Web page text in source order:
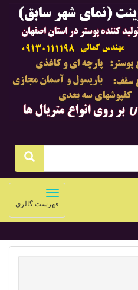
navigation
فهرست گالری